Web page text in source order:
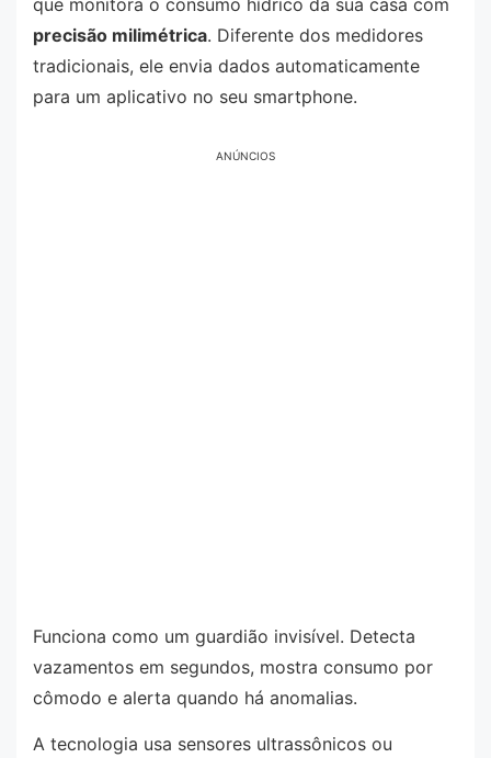
precisão milimétrica. Diferente dos medidores
tradicionais, ele envia dados automaticamente
para um aplicativo no seu smartphone.
ANÚNCIOS
Funciona como um guardião invisível. Detecta
vazamentos em segundos, mostra consumo por
cômodo e alerta quando há anomalias.
A tecnologia usa sensores ultrassônicos ou